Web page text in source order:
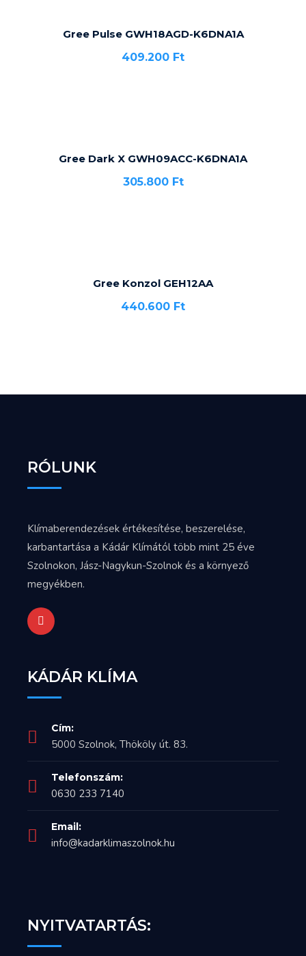
Gree Pulse GWH18AGD-K6DNA1A
409.200 Ft
Gree Dark X GWH09ACC-K6DNA1A
305.800 Ft
Gree Konzol GEH12AA
440.600 Ft
RÓLUNK
Klímaberendezések értékesítése, beszerelése,
karbantartása a Kádár Klímától több mint 25 éve
Szolnokon, Jász-Nagykun-Szolnok és a környező
megyékben.
KÁDÁR KLÍMA
Cím:
5000 Szolnok, Thököly út. 83.
Telefonszám:
0630 233 7140
Email:
info@kadarklimaszolnok.hu
NYITVATARTÁS: